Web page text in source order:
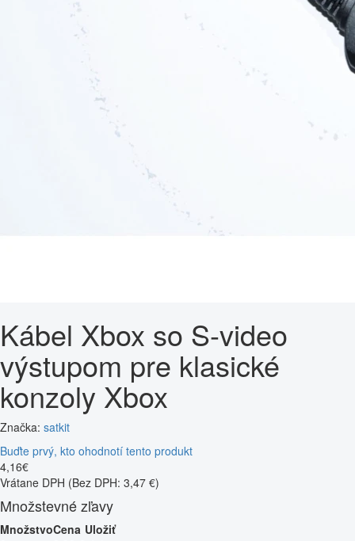
Kábel Xbox so S-video
výstupom pre klasické
konzoly Xbox
Značka: satkit
Buďte prvý, kto ohodnotí tento produkt
4,16€
Vrátane DPH (Bez DPH: 3,47 €)
Množstevné zľavy
MnožstvoCena Uložiť